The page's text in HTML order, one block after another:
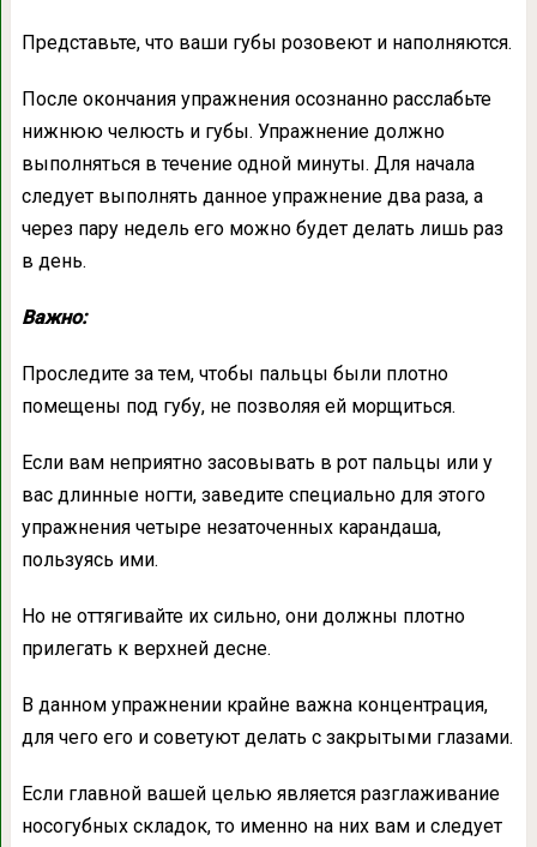
Представьте, что ваши губы розовеют и наполняются.
После окончания упражнения осознанно расслабьте
нижнюю челюсть и губы. Упражнение должно
выполняться в течение одной минуты. Для начала
следует выполнять данное упражнение два раза, а
через пару недель его можно будет делать лишь раз
в день.
Важно:
Проследите за тем, чтобы пальцы были плотно
помещены под губу, не позволяя ей морщиться.
Если вам неприятно засовывать в рот пальцы или у
вас длинные ногти, заведите специально для этого
упражнения четыре незаточенных карандаша,
пользуясь ими.
Но не оттягивайте их сильно, они должны плотно
прилегать к верхней десне.
В данном упражнении крайне важна концентрация,
для чего его и советуют делать с закрытыми глазами.
Если главной вашей целью является разглаживание
носогубных складок, то именно на них вам и следует